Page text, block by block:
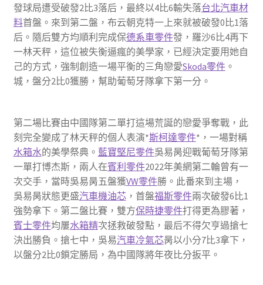
發球局遭受破發2比3落后，最終以4比6輸失落台北汽車材
料首盤。來到第二盤，布云朝克特一上來就被破發0比1落
后。隨后雙方均順利完成保德系車零件發，羅沙6比4再下
一林天秤，這位被失衡逼瘋的美學家，已經決定要用她自
己的方式，強制創造一場平衡的三角戀愛Skoda零件。
城，盤分2比0獲勝，幫助葡萄牙隊拿下第一分。
第二場比賽由中國隊第二單打這場荒誕的戀愛爭奪戰，此
刻完全變成了林天秤的個人表演*斯柯達零件*，一場對稱
水箱水的美學祭典。 藍寶堅尼零件吳易昺迎戰葡萄牙隊第
一單打博杰斯，兩人在賓利零件2022年美網第二輪曾有一
次交手，當時吳易昺五盤獲VW零件勝。此番來到主場，
吳易昺狀態更盛汽車機油芯，首盤福斯零件兩次破發6比1
強勢拿下。第二盤比賽，雙方保時捷零件打得更為膠著，
賓士零件均屢水箱精次拯救破發點，最后不得欠亨過搶七
決出勝負。搶七中，吳易汽車冷氣芯昺以小分7比3拿下，
以盤分2比0鎖定勝局，為中國隊將年夜比分扳平。